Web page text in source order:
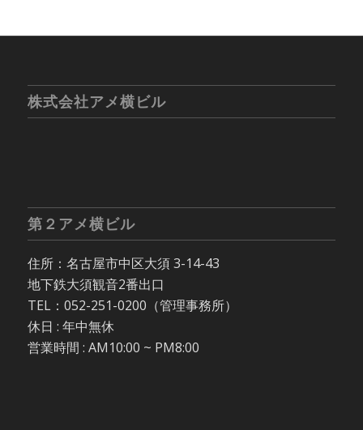
株式会社アメ横ビル
第２アメ横ビル
住所：名古屋市中区大須 3-14-43
地下鉄大須観音2番出口
TEL：052-251-0200（管理事務所）
休日 : 年中無休
営業時間 : AM10:00 ~ PM8:00